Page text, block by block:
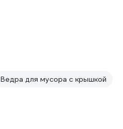
Ведра для мусора с крышкой